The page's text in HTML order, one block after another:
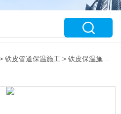
铁皮管道保温施工 >铁皮保温施工队